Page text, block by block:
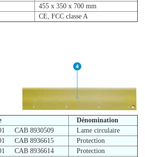
455 x 350 x 700 mm
CE, FCC classe A
Dénomination
CAB 8930509
Lame circulaire
CAB 8936615
Protection
CAB 8936614
Protection